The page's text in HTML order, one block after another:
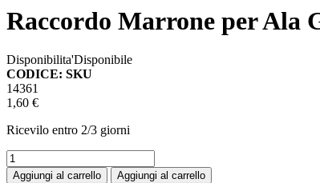
Raccordo Marrone per Ala
Disponibilita'Disponibile
CODICE: SKU
14361
1,60 €
Ricevilo entro 2/3 giorni
Aggiungi al carrello Aggiungi al carrello